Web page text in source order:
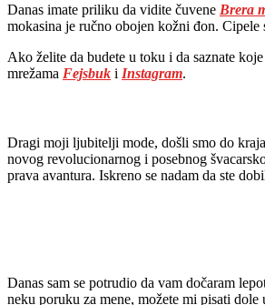
Danas imate priliku da vidite čuvene Brera
mokasina je ručno obojen kožni đon.
Ako želite da budete u toku i da saznate
mrežama Fejsbuk i Instagram.
Dragi moji ljubitelji mode, došli smo do
novog revolucionarnog i posebnog
prava avantura. Iskreno se nadam da ste
Danas sam se potrudio da vam dočaram
neku poruku za mene, možete mi pisati